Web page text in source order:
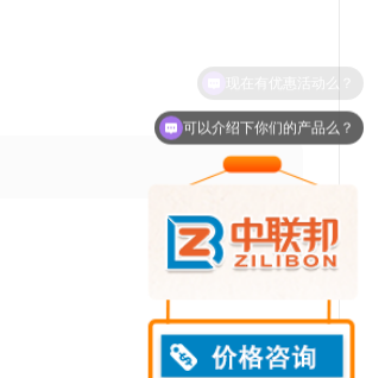
可以介绍下你们的产品么？